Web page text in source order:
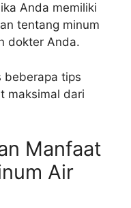
Anda memiliki
tentang minum
dokter Anda.
beberapa tips
maksimal dari
Manfaat
Air